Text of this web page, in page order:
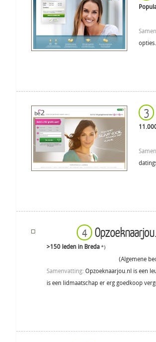
opties.
3
4
>150 leden in Breda *)
(Algemene
Samenvatting: Opzoeknaarjou.nl is een
is een lidmaatschap er erg goedkoop